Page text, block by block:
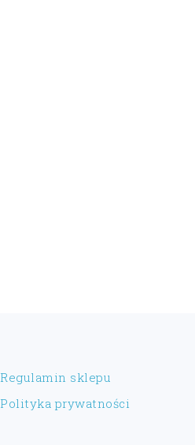
Regulamin sklepu
Polityka prywatności